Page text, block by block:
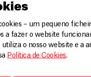
– um pequeno
a fazer o website
o nosso website e a
Política de Cookies.